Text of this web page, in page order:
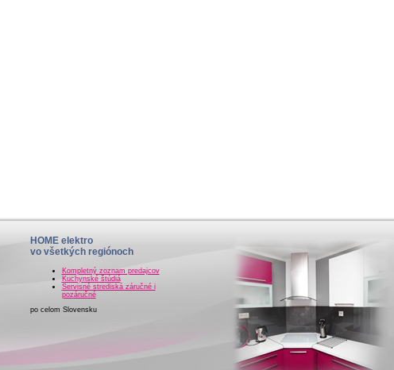
HOME elektro
vo všetkých regiónoch
Kompletný zoznam predajcov
Kuchynské štúdiá
Servisné strediská záručné i
pozáručné
po celom Slovensku